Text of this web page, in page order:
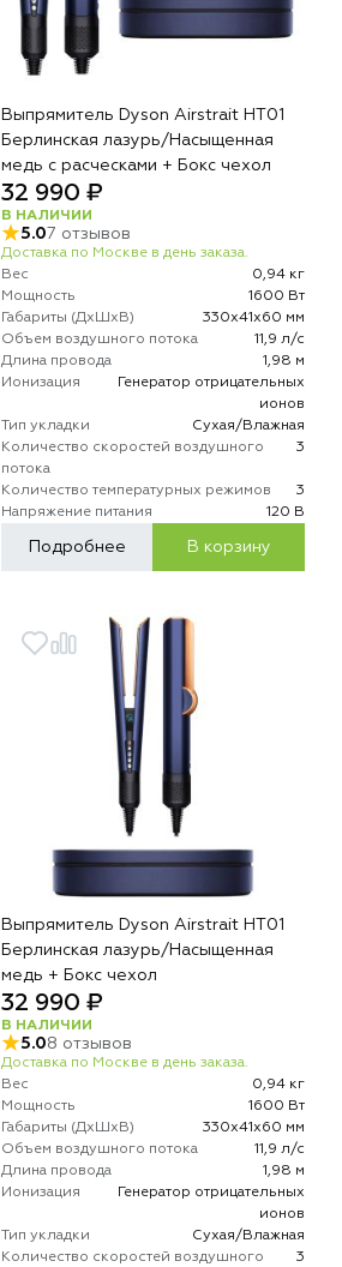
Выпрямитель Dyson Airstrait HT01
Берлинская лазурь/Насыщенная
медь с расческами + Бокс чехол
32 990 ₽
В НАЛИЧИИ
5.07 отзывов
Доставка по Москве в день заказа.
Вес
0,94 кг
Мощность
1600 Вт
Габариты (ДхШхВ)
330х41х60 мм
Объем воздушного потока
11,9 л/с
Длина провода
1,98 м
Ионизация
Генератор отрицательных
ионов
Тип укладки
Сухая/Влажная
Количество скоростей воздушного
потока
3
Количество температурных режимов
3
Напряжение питания
120 В
Подробнее В корзину
Выпрямитель Dyson Airstrait HT01
Берлинская лазурь/Насыщенная
медь + Бокс чехол
32 990 ₽
В НАЛИЧИИ
5.08 отзывов
Доставка по Москве в день заказа.
Вес
0,94 кг
Мощность
1600 Вт
Габариты (ДхШхВ)
330х41х60 мм
Объем воздушного потока
11,9 л/с
Длина провода
1,98 м
Ионизация
Генератор отрицательных
ионов
Тип укладки
Сухая/Влажная
Количество скоростей воздушного
3